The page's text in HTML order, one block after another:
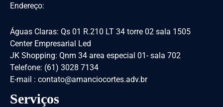
Endereço:
Águas Claras: Qs 01 R.210 LT 34 torre 02 sala 1505
Center Empresarial Led
JK Shopping: Qnm 34 area especial 01- sala 702
Telefone: (61) 3028 7134
E-mail : contato@amanciocortes.adv.br
Serviços